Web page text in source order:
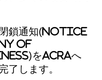
閉鎖通知(Notice
of
をACRAへ
了します。